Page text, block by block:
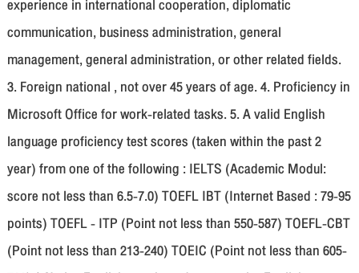
experience in international cooperation, diplomatic
communication, business administration, general
management, general administration, or other related fields.
3. Foreign national , not over 45 years of age. 4. Proficiency in
Microsoft Office for work-related tasks. 5. A valid English
language proficiency test scores (taken within the past 2
year) from one of the following : IELTS (Academic Modul:
score not less than 6.5-7.0) TOEFL IBT (Internet Based : 79-95
points) TOEFL - ITP (Point not less than 550-587) TOEFL-CBT
(Point not less than 213-240) TOEIC (Point not less than 605-